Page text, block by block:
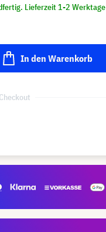
Lieferzeit 1-2 Werktage
In den Warenkorb